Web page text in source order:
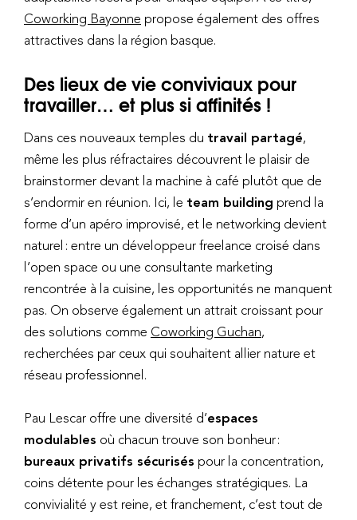
Coworking Bayonne propose également des offres
attractives dans la région basque.
Des lieux de vie conviviaux pour
travailler… et plus si affinités !
Dans ces nouveaux temples du travail partagé,
même les plus réfractaires découvrent le plaisir de
brainstormer devant la machine à café plutôt que de
s’endormir en réunion. Ici, le team building prend la
forme d’un apéro improvisé, et le networking devient
naturel : entre un développeur freelance croisé dans
l’open space ou une consultante marketing
rencontrée à la cuisine, les opportunités ne manquent
pas. On observe également un attrait croissant pour
des solutions comme Coworking Guchan,
recherchées par ceux qui souhaitent allier nature et
réseau professionnel.
Pau Lescar offre une diversité d’espaces
modulables où chacun trouve son bonheur :
bureaux privatifs sécurisés pour la concentration,
coins détente pour les échanges stratégiques. La
convivialité y est reine, et franchement, c’est tout de